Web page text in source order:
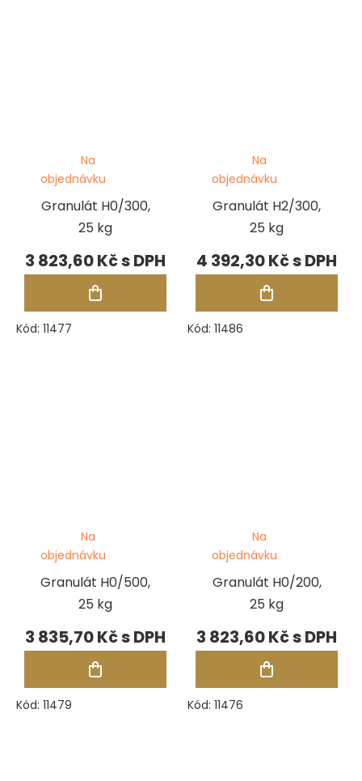
Granulát H0/300,
25 kg
Na
objednávku
3 823,60 Kč
Kód: 11477
Granulát H2/300,
25 kg
Na
objednávku
4 392,30 Kč
Kód: 11486
Granulát H0/500,
25 kg
Na
objednávku
3 835,70 Kč
Kód: 11479
Granulát H0/200,
25 kg
Na
objednávku
3 823,60 Kč
Kód: 11476